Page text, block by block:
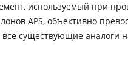
используемый при
APS, объективно
все существующие аналоги